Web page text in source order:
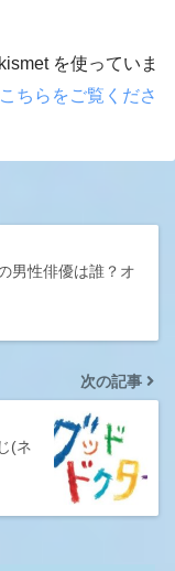
を使っていま
ちらをご覧くださ
男性俳優は誰？オ
次の記事
(ネ